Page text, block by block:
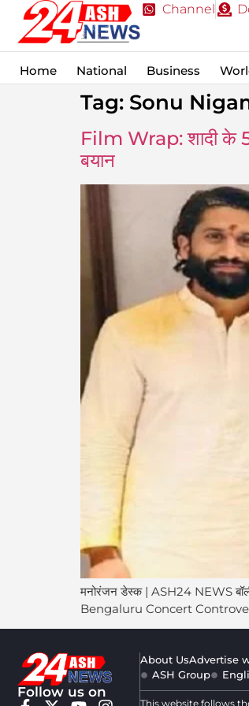
Channel
Home National Business
Tag: Sonu
Film Wrap: शादी के
बयान
मनोरंजन डेस्क | ASH24 NEWS
Bengaluru Concert
Follow us on
About UsAdvertise
ASH Group
This website follows